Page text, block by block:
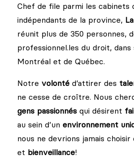
Chef de file parmi les cabinets
indépendants de la province,
réunit plus de 350 personnes,
professionnel.les du droit, dans
Montréal et de Québec.
Notre volonté d’attirer des
ne cesse de croître. Nous
gens passionnés qui désirent
au sein d’un environnement
nous ne devrions jamais choisir
et bienveillance!